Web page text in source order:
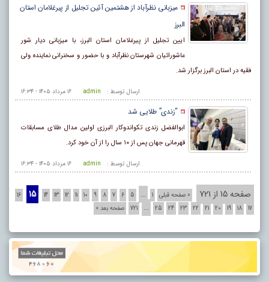
میزبانی نظرآباد از هشتمین آئین تجلیل از پیرغلامان استان
البرز
ایین تجلیل از پیرغلامان استان البرز، با میزبانی دیار شور
عاشورائیان شهرستان نظرآباد و با حضور و سخنرانی نماینده ولی
فقیه در استان البرز برگزار شد.
۱۶ مرداد ۱۴۰۵ - ۱۶:۳۴ ارسال توسط : admin
“زندی” طلایی شد
ابوالفضل زندی تکواندوکار البرزی اولین مدال طلای مسابقات
قهرمانی جهان پس از ۱۰ سال را از آن خود کرد.
۱۶ مرداد ۱۴۰۵ - ۱۶:۳۴ ارسال توسط : admin
صفحه 15 از 721 « صفحه قبلی 1
…
5
6
7
8
9
10
11
12
13
14
15
16
17
18
19
20
21
22
23
24
25
…
721 صفحه بعد »